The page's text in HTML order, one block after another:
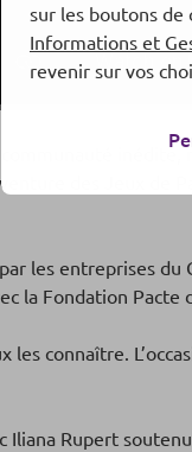
des Jeux de
les entreprises
la Fondation Pacte
connaître.
Rupert
sur les boutons
Informations et
revenir sur vos